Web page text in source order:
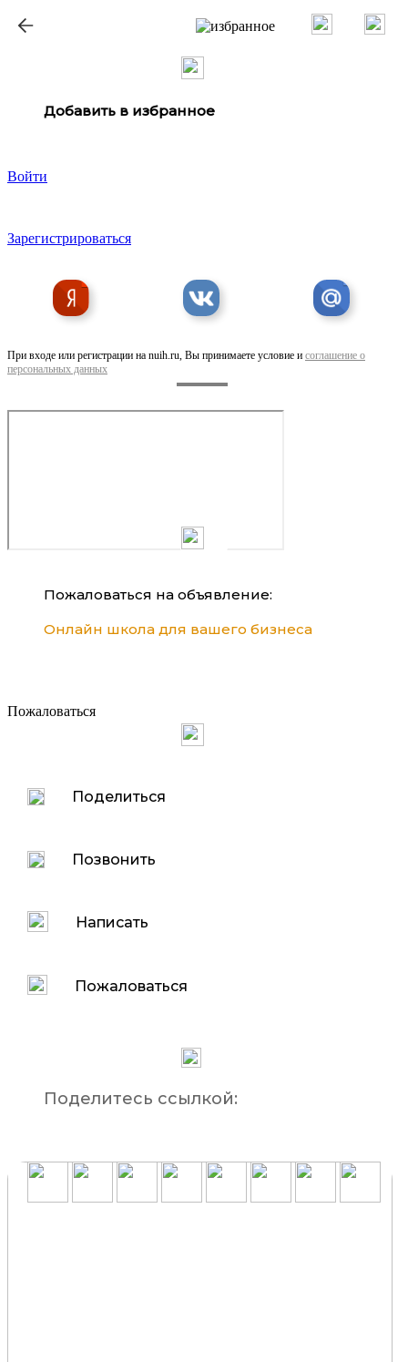
Добавить в избранное
Войти
Зарегистрироваться
При входе или регистрации на nuih.ru, Вы принимаете условие и соглашение о
персональных данных
Пожаловаться на объявление:
Онлайн школа для вашего бизнеса
Пожаловаться
Поделиться
Позвонить
Написать
Пожаловаться
Поделитесь ссылкой: